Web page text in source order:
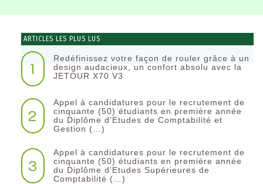
ARTICLES LES PLUS LUS
1
Redéfinissez votre façon de rouler grâce à un
design audacieux, un confort absolu avec la
JETOUR X70 V3
2
Appel à candidatures pour le recrutement de
cinquante (50) étudiants en première année
du Diplôme d’Etudes de Comptabilité et
Gestion (…)
3
Appel à candidatures pour le recrutement de
cinquante (50) étudiants en première année
du Diplôme d’Etudes Supérieures de
Comptabilité (…)